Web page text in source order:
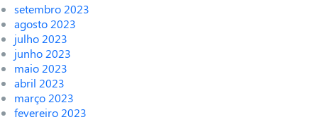
setembro 2023
agosto 2023
julho 2023
junho 2023
maio 2023
abril 2023
março 2023
fevereiro 2023